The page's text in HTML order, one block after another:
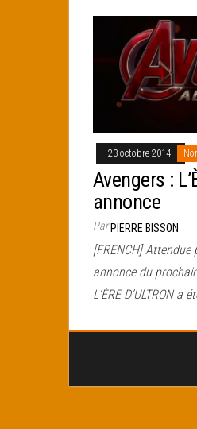
23 octobre 2014
Avengers :
annonce
ParPIERRE BISSON
[FRENCH]
annonce du
L’ÈRE D’ULTRON